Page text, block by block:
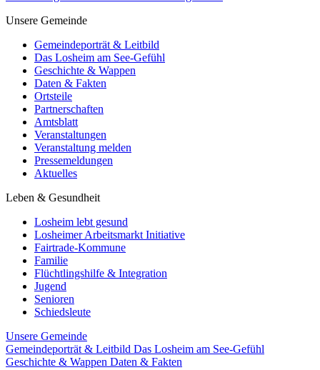
Unsere Gemeinde
Gemeindeporträt & Leitbild
Das Losheim am See-Gefühl
Geschichte & Wappen
Daten & Fakten
Ortsteile
Partnerschaften
Amtsblatt
Veranstaltungen
Veranstaltung melden
Pressemeldungen
Aktuelles
Leben & Gesundheit
Losheim lebt gesund
Losheimer Arbeitsmarkt Initiative
Fairtrade-Kommune
Familie
Flüchtlingshilfe & Integration
Jugend
Senioren
Schiedsleute
Unsere Gemeinde
Gemeindeporträt & Leitbild Das Losheim am See-Gefühl
Geschichte & Wappen Daten & Fakten